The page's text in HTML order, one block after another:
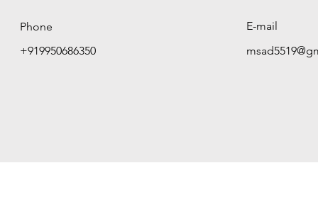
Phone
+919950686350
E-mail